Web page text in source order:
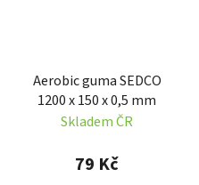
Aerobic guma SEDCO
1200 x 150 x 0,5 mm
Skladem ČR
79 Kč